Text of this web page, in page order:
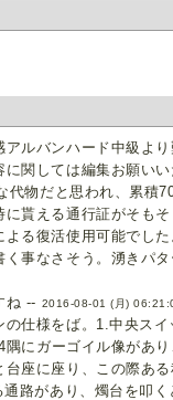
アルバンハード中級よ
に関しては編集お願い
代物だと思われ、累積
に貰える通行証がそも
よる復活使用可能でし
事なさそう。湧きパ
ね -- 2016-08-01 (月)
仕様をば。1.中央ス
にガーゴイル像があ
座に座り、この際あ
路があり、燭台を叩